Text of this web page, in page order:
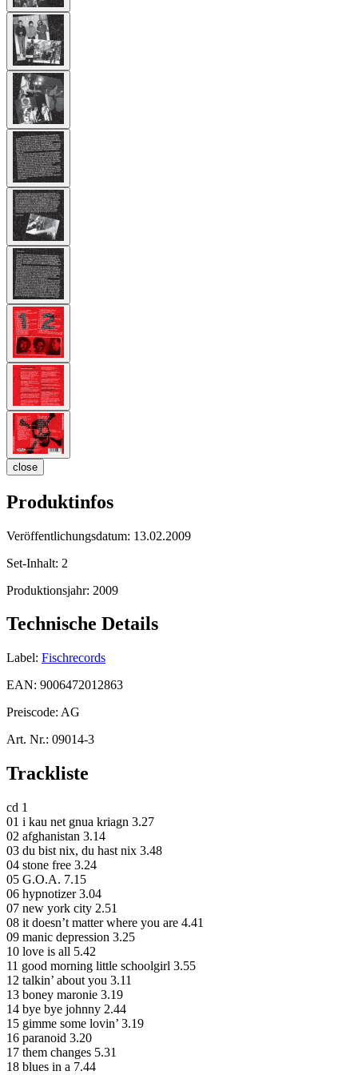
close
Produktinfos
Veröffentlichungsdatum: 13.02.2009
Set-Inhalt: 2
Produktionsjahr: 2009
Technische Details
Label: Fischrecords
EAN: 9006472012863
Preiscode: AG
Art. Nr.: 09014-3
Trackliste
cd 1
01 i kau net gnua kriagn 3.27
02 afghanistan 3.14
03 du bist nix, du hast nix 3.48
04 stone free 3.24
05 G.O.A. 7.15
06 hypnotizer 3.04
07 new york city 2.51
08 it doesn’t matter where you are 4.41
09 manic depression 3.25
10 love is all 5.42
11 good morning little schoolgirl 3.55
12 talkin’ about you 3.11
13 boney maronie 3.19
14 bye bye johnny 2.44
15 gimme some lovin’ 3.19
16 paranoid 3.20
17 them changes 5.31
18 blues in a 7.44